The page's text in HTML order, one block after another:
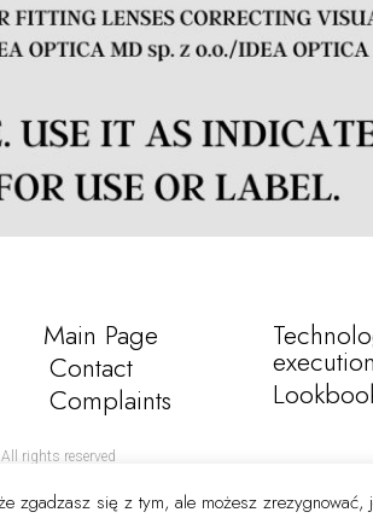
Main Page
Contact
Complaints
rights reserved
zgadzasz się z tym, ale możesz zrezygnować,